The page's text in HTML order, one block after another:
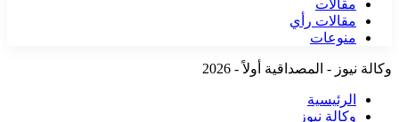
مقالات
مقالات رأي
منوعات
وكالة نيوز - المصداقية أولاً - 2026
الرئيسية
وكالة نيوز